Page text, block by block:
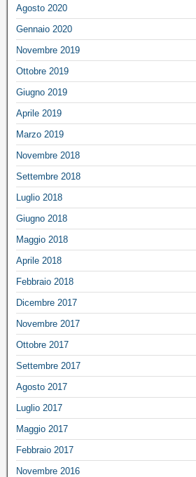
Agosto 2020
Gennaio 2020
Novembre 2019
Ottobre 2019
Giugno 2019
Aprile 2019
Marzo 2019
Novembre 2018
Settembre 2018
Luglio 2018
Giugno 2018
Maggio 2018
Aprile 2018
Febbraio 2018
Dicembre 2017
Novembre 2017
Ottobre 2017
Settembre 2017
Agosto 2017
Luglio 2017
Maggio 2017
Febbraio 2017
Novembre 2016